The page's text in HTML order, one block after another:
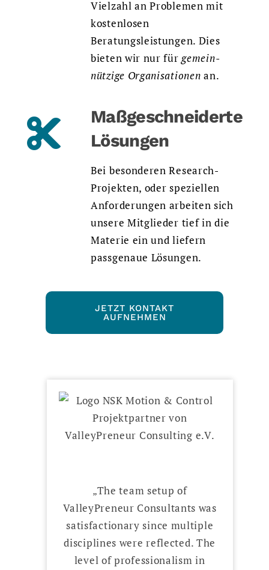
Vielzahl an Problemen mit
kostenlosen
Beratungsleistungen. Dies
bieten wir nur fürgemein-
nützige Organisationen an.
Maßgeschneiderte
Lösungen
Bei besonderen Research-
Projekten, oder speziellen
Anforderungen arbeiten sich
unsere Mitglieder tief in die
Materie ein und liefern
passgenaue Lösungen.
JETZT KONTAKT
AUFNEHMEN
„The team setup of
ValleyPreneur Consultants was
satisfactionary since multiple
disciplines were reflected. The
level of professionalism in